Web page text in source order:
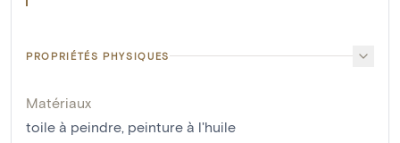
PROPRIÉTÉS PHYSIQUES
Matériaux
toile à peindre peinture à l'huile